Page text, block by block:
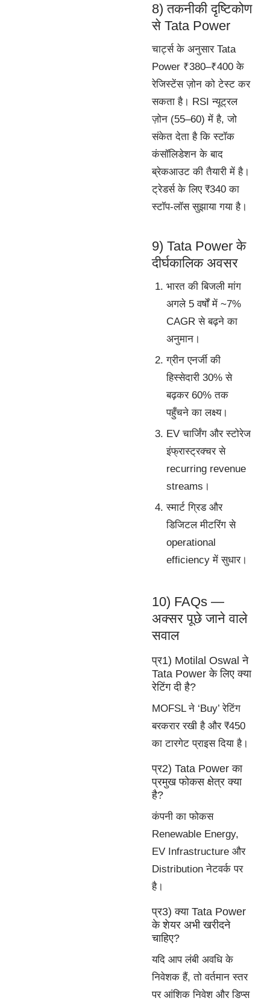
8) तकनीकी दृष्टिकोण
से Tata Power
चार्ट्स के अनुसार Tata
Power ₹380–₹400 के
रेजिस्टेंस ज़ोन को टेस्ट कर
सकता है। RSI न्यूट्रल
ज़ोन (55–60) में है, जो
संकेत देता है कि स्टॉक
कंसॉलिडेशन के बाद
ब्रेकआउट की तैयारी में है।
ट्रेडर्स के लिए ₹340 का
स्टॉप-लॉस सुझाया गया है।
9) Tata Power के
दीर्घकालिक अवसर
भारत की बिजली मांग
अगले 5 वर्षों में ~7%
CAGR से बढ़ने का
अनुमान।
ग्रीन एनर्जी की
हिस्सेदारी 30% से
बढ़कर 60% तक
पहुँचने का लक्ष्य।
EV चार्जिंग और स्टोरेज
इंफ्रास्ट्रक्चर से
recurring revenue
streams।
स्मार्ट ग्रिड और
डिजिटल मीटरिंग से
operational
efficiency में सुधार।
10) FAQs —
अक्सर पूछे जाने वाले
सवाल
प्र1) Motilal Oswal ने
Tata Power के लिए क्या
रेटिंग दी है?
MOFSL ने ‘Buy’ रेटिंग
बरकरार रखी है और ₹450
का टारगेट प्राइस दिया है।
प्र2) Tata Power का
प्रमुख फोकस क्षेत्र क्या
है?
कंपनी का फोकस
Renewable Energy,
EV Infrastructure और
Distribution नेटवर्क पर
है।
प्र3) क्या Tata Power
के शेयर अभी खरीदने
चाहिए?
यदि आप लंबी अवधि के
निवेशक हैं, तो वर्तमान स्तर
पर आंशिक निवेश और डिप्स